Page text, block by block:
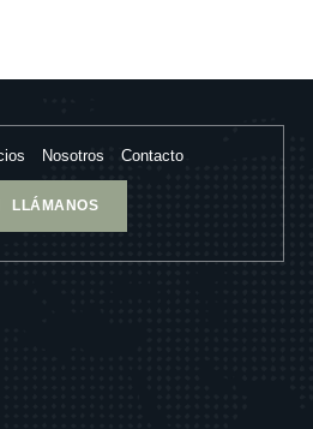
Nosotros Contacto
LLÁMANOS